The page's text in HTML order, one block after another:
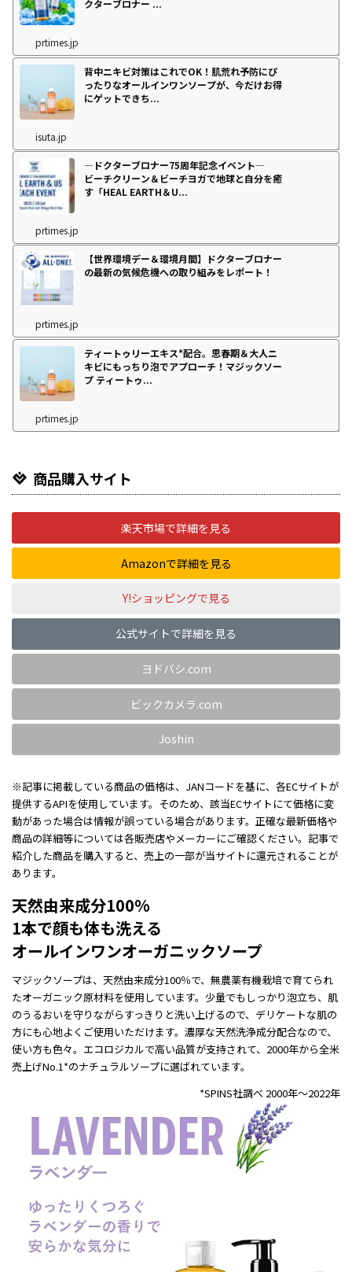
クターブロナー ...
prtimes.jp
背中ニキビ対策はこれでOK！肌荒れ予防にぴ
ったりなオールインワンソープが、今だけお得
にゲットできち...
isuta.jp
―ドクターブロナー75周年記念イベント―
ビーチクリーン＆ビーチヨガで地球と自分を癒
す「HEAL EARTH＆U...
prtimes.jp
【世界環境デー＆環境月間】ドクターブロナー
の最新の気候危機への取り組みをレポート！
prtimes.jp
ティートゥリーエキス*配合。思春期＆大人ニ
キビにもっちり泡でアプローチ！マジックソー
プ ティートゥ...
prtimes.jp
商品購入サイト
楽天市場で詳細を見る
Amazonで詳細を見る
Y!ショッピングで見る
公式サイトで詳細を見る
ヨドバシ.com
ビックカメラ.com
Joshin
※記事に掲載している商品の価格は、JANコードを基に、各ECサイトが
提供するAPIを使用しています。そのため、該当ECサイトにて価格に変
動があった場合は情報が誤っている場合があります。正確な最新価格や
商品の詳細等については各販売店やメーカーにご確認ください。記事で
紹介した商品を購入すると、売上の一部が当サイトに還元されることが
あります。
天然由来成分100%
1本で顔も体も洗える
オールインワンオーガニックソープ
マジックソープは、天然由来成分100％で、無農薬有機栽培で育てられ
たオーガニック原材料を使用しています。少量でもしっかり泡立ち、肌
のうるおいを守りながらすっきりと洗い上げるので、デリケートな肌の
方にも心地よくご使用いただけます。濃厚な天然洗浄成分配合なので、
使い方も色々。エコロジカルで高い品質が支持されて、2000年から全米
売上げNo.1*のナチュラルソープに選ばれています。
*SPINS社調べ 2000年～2022年